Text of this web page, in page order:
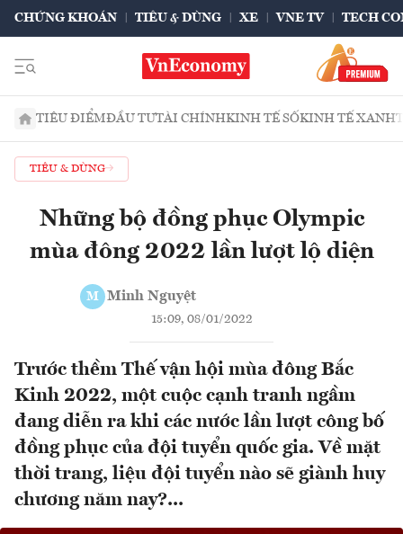
CHỨNG KHOÁN TIÊU & DÙNG XE VNE TV TECH
TIÊU ĐIỂMĐẦU TƯTÀI CHÍNHKINH TẾ SỐKINH TẾ XANH
TIÊU & DÙNG
Những bộ đồng phục Olympic
mùa đông 2022 lần lượt lộ diện
M Minh Nguyệt
15:09, 08/01/2022
Trước thềm Thế vận hội mùa đông Bắc
Kinh 2022, một cuộc cạnh tranh ngầm
đang diễn ra khi các nước lần lượt công bố
đồng phục của đội tuyển quốc gia. Về mặt
thời trang, liệu đội tuyển nào sẽ giành huy
chương năm nay?...